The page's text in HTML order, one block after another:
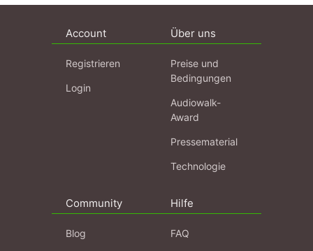
Account
Registrieren
Login
Über uns
Preise und
Bedingungen
Audiowalk-
Award
Pressematerial
Technologie
Community
Blog
Hilfe
FAQ